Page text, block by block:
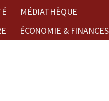
MÉDIATHÈQUE
ÉCONOMIE & FINANCES